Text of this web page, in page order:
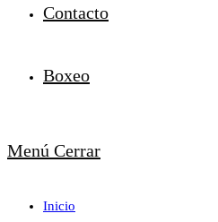
Contacto
Boxeo
Menú Cerrar
Inicio